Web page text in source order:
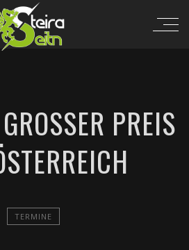
PREIS V
TERMINE